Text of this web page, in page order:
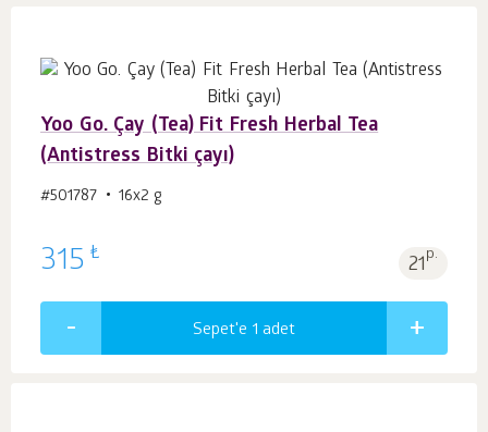
Yoo Go. Çay (Tea) Fit Fresh Herbal Tea
(Antistress Bitki çayı)
#501787 16х2 g
315 ₺ 21p.
Sepet'e 1 adet